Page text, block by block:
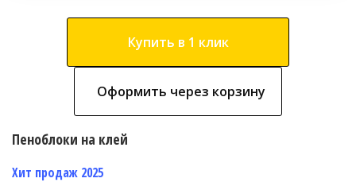
Купить в 1 клик
Оформить через корзину
Пеноблоки на клей
Хит продаж 2025